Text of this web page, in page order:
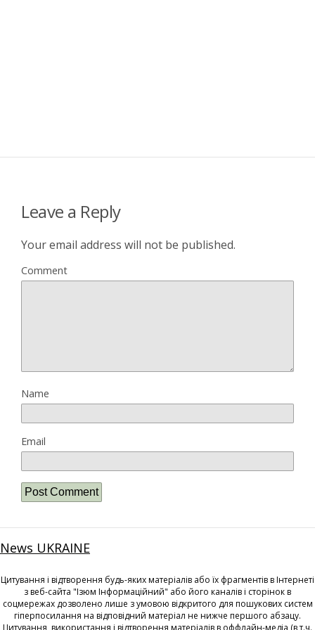
Leave a Reply
Your email address will not be published.
Comment
Name
Email
News UKRAINE
Цитування і відтворення будь-яких матеріалів або їх фрагментів в Інтернеті
з веб-сайта "Ізюм Інформаційний" або його каналів і сторінок в
соцмережах дозволено лише з умовою відкритого для пошукових систем
гіперпосилання на відповідний матеріал не нижче першого абзацу.
Цитування, використання і відтворення матеріалів в оффлайн-медіа (в т.ч.